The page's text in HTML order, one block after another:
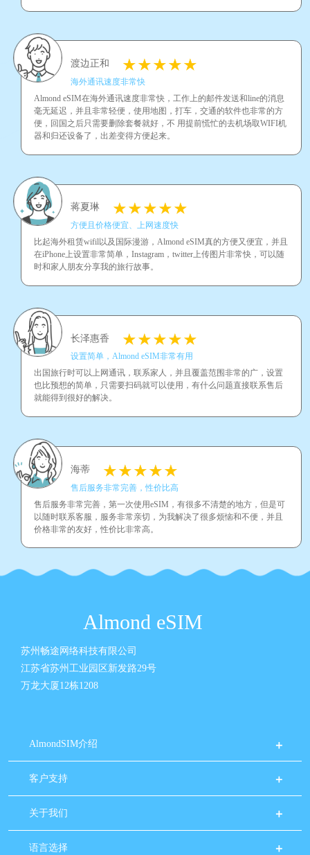
渡边正和
海外通讯速度非常快
Almond eSIM在海外通讯速度非常快，工作上的邮件发送和line的消息
毫无延迟，并且非常轻便，使用地图，打车，交通的软件也非常的方
便，回国之后只需要删除套餐就好，不 用提前慌忙的去机场取WIFI机
器和归还设备了，出差变得方便起来。
蒋夏琳
方便且价格便宜、上网速度快
比起海外租赁wifil以及国际漫游，Almond eSIM真的方便又便宜，并且
在iPhone上设置非常简单，Instagram，twitter上传图片非常快，可以随
时和家人朋友分享我的旅行故事。
长泽惠香
设置简单，Almond eSIM非常有用
出国旅行时可以上网通讯，联系家人，并且覆盖范围非常的广，设置
也比预想的简单，只需要扫码就可以使用，有什么问题直接联系售后
就能得到很好的解决。
海蒂
售后服务非常完善，性价比高
售后服务非常完善，第一次使用eSIM，有很多不清楚的地方，但是可
以随时联系客服，服务非常亲切，为我解决了很多烦恼和不便，并且
价格非常的友好，性价比非常高。
Almond eSIM
苏州畅途网络科技有限公司
江苏省苏州工业园区新发路29号
万龙大厦12栋1208
AlmondSIM介绍
客户支持
关于我们
语言选择